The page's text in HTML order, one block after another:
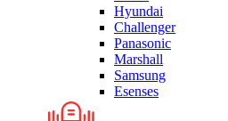
Hyundai
Challenger
Panasonic
Marshall
Samsung
Esenses